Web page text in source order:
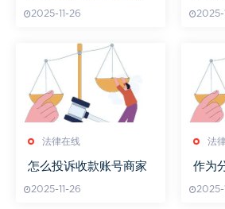
就解析
2025-11-26 2025-
法律在线
怎么投诉收款账号商家
2025-11-26
法
作为
2025-